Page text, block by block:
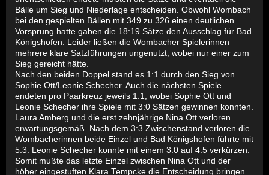
Bälle um Sieg und Niederlage entscheiden. Obwohl Wombach
bei den gespielten Bällen mit 349 zu 326 einen deutlichen
Vorsprung hatte gaben die 18:19 Sätze den Ausschlag für Bad
Königshofen. Leider ließen die Wombacher Spielerinnen
mehrere klare Satzführungen ungenutzt, wobei nur einer zum
Sieg gereicht hätte.
Nach den beiden Doppel stand es 1:1 durch den Sieg von
Sophie Ott/Leonie Schecher. Auch die nächsten Spiele
endeten pro Paarkreuz jeweils 1:1, wobei Sophie Ott und
Leonie Schecher ihre Spiele mit 3:0 Sätzen gewinnen konnten.
Laura Amberg und die erst zehnjährige Nina Ott verloren
erwartungsgemäß. Nach dem 3:3 Zwischenstand verloren die
Wombacherinnen beide Einzel und Bad Königshofen führte mit
5:3. Leonie Schecher konnte mit einem 3:0 auf 4:5 verkürzen.
Somit mußte das letzte Einzel zwischen Nina Ott und der
höher eingestuften Klara Tempcke die Entscheidung bringen.